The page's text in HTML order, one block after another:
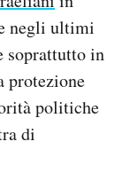
negli ultimi
soprattutto in
protezione
politiche
di